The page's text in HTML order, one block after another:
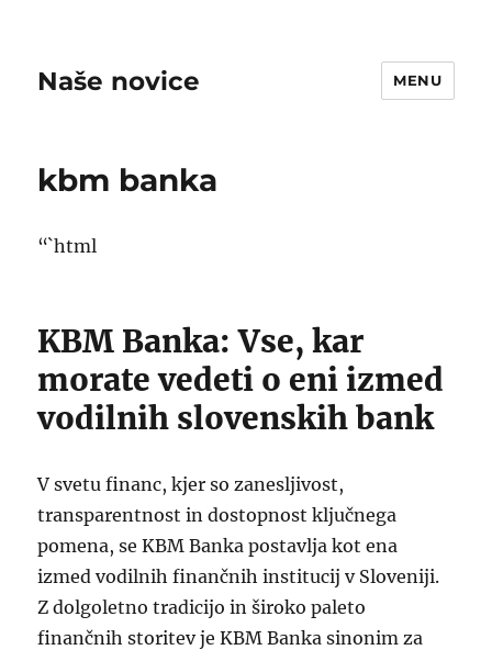
Naše novice MENU
kbm banka
“`html
KBM Banka: Vse, kar
morate vedeti o eni izmed
vodilnih slovenskih bank
V svetu financ, kjer so zanesljivost,
transparentnost in dostopnost ključnega
pomena, se KBM Banka postavlja kot ena
izmed vodilnih finančnih institucij v Sloveniji.
Z dolgoletno tradicijo in široko paleto
finančnih storitev je KBM Banka sinonim za